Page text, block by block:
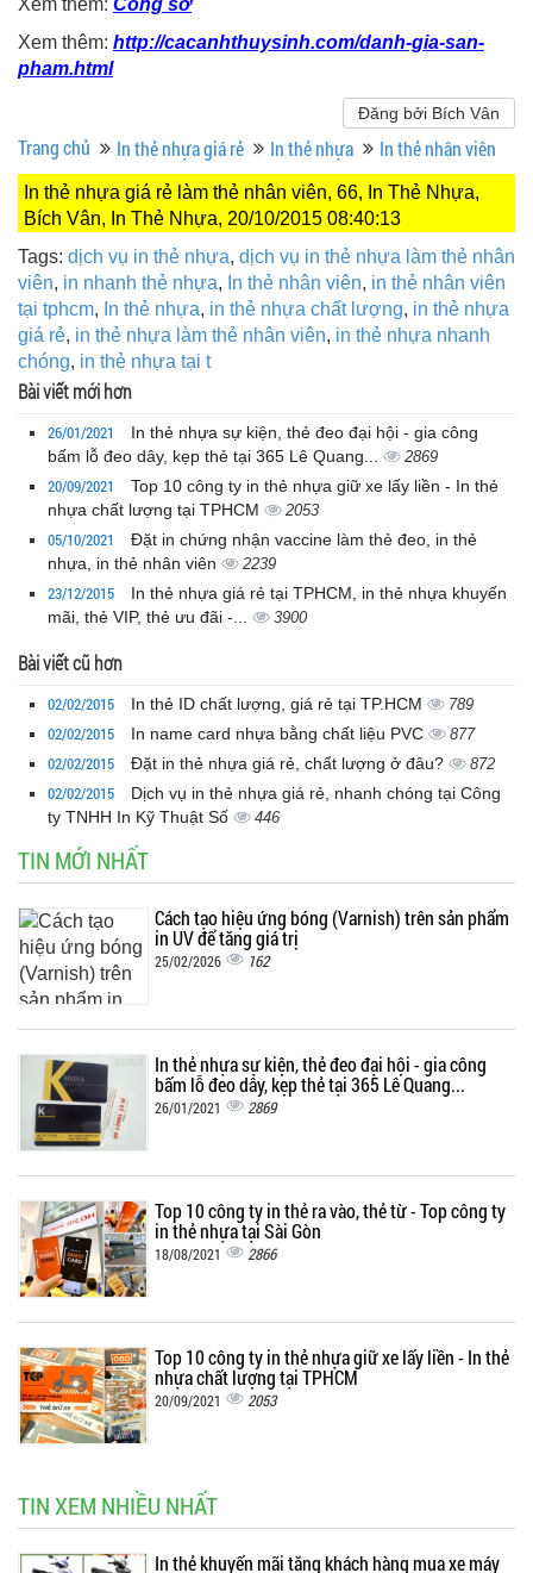
Xem thêm: http://cacanhthuysinh.com/danh-gia-san-
pham.html
Đăng bởi Bích Vân
Trang chủ In thẻ nhựa giá rẻ In thẻ nhựa In thẻ nhân viên
In thẻ nhựa giá rẻ làm thẻ nhân viên, 66, In Thẻ Nhựa,
Bích Vân, In Thẻ Nhựa, 20/10/2015 08:40:13
Tags: dịch vụ in thẻ nhựa, dịch vụ in thẻ nhựa làm thẻ nhân
viên, in nhanh thẻ nhựa, In thẻ nhân viên, in thẻ nhân viên
tại tphcm, In thẻ nhựa, in thẻ nhựa chất lượng, in thẻ nhựa
giá rẻ, in thẻ nhựa làm thẻ nhân viên, in thẻ nhựa nhanh
chóng, in thẻ nhựa tại t
Bài viết mới hơn
26/01/2021
In thẻ nhựa sự kiện, thẻ đeo đại hội - gia công
bấm lỗ đeo dây, kẹp thẻ tại 365 Lê Quang...
2869
20/09/2021
Top 10 công ty in thẻ nhựa giữ xe lấy liền - In thẻ
nhựa chất lượng tại TPHCM
2053
05/10/2021
Đặt in chứng nhận vaccine làm thẻ đeo, in thẻ
nhựa, in thẻ nhân viên
2239
23/12/2015
In thẻ nhựa giá rẻ tại TPHCM, in thẻ nhựa khuyến
mãi, thẻ VIP, thẻ ưu đãi -...
3900
Bài viết cũ hơn
02/02/2015 In thẻ ID chất lượng, giá rẻ tại TP.HCM 789
02/02/2015 In name card nhựa bằng chất liệu PVC 877
02/02/2015 Đặt in thẻ nhựa giá rẻ, chất lượng ở đâu? 872
02/02/2015
Dịch vụ in thẻ nhựa giá rẻ, nhanh chóng tại Công
ty TNHH In Kỹ Thuật Số
446
TIN MỚI NHẤT
Cách tạo hiệu ứng bóng (Varnish) trên sản phẩm
in UV để tăng giá trị
25/02/2026 162
In thẻ nhựa sự kiện, thẻ đeo đại hội - gia công
bấm lỗ đeo dây, kẹp thẻ tại 365 Lê Quang...
26/01/2021 2869
Top 10 công ty in thẻ ra vào, thẻ từ - Top công ty
in thẻ nhựa tại Sài Gòn
18/08/2021 2866
Top 10 công ty in thẻ nhựa giữ xe lấy liền - In thẻ
nhựa chất lượng tại TPHCM
20/09/2021 2053
TIN XEM NHIỀU NHẤT
In thẻ khuyến mãi tặng khách hàng mua xe máy